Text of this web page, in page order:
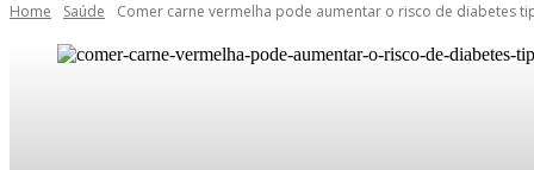
Home Saúde Comer carne vermelha pode aumentar o risco de diabetes